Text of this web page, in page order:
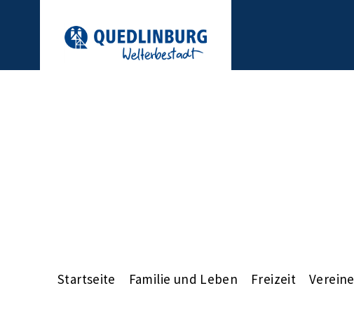
Startseite Familie und Leben Freizeit Vereine